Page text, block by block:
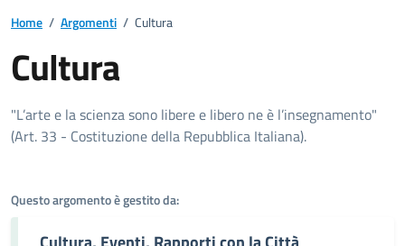
Home / Argomenti / Cultura
Cultura
Dettagli dell'argomento
"L’arte e la scienza sono libere e libero ne è l’insegnamento"
(Art. 33 - Costituzione della Repubblica Italiana).
Questo argomento è gestito da: